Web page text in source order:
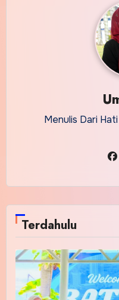
Menulis Dari
Terdahulu